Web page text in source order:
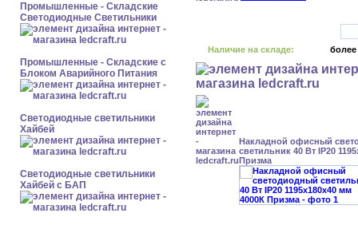
Промышленные - Складские
Светодиодные Светильники
Промышленные - Складские с
Блоком Аварийного Питания
Светодиодные светильники
Хайбей
Светодиодные светильники
Хайбей с БАП
Наличие на складе: более
Накладной офисный
светильник 40 Вт IP20
Призма